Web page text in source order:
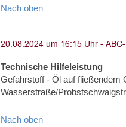
Nach oben
Technische Hilfeleistung
Gefahrstoff - Öl auf fließendem
Wasserstraße/
Nach oben